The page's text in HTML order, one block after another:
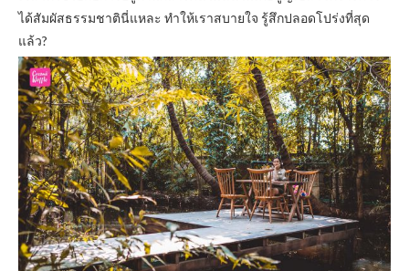
ได้สัมผัสธรรมชาตินี่แหละ ทำให้เราสบายใจ รู้สึกปลอดโปร่งที่สุด
แล้ว?